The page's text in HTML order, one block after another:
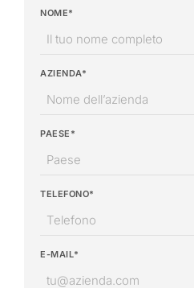
NOME*
AZIENDA*
PAESE*
TELEFONO*
E-MAIL*